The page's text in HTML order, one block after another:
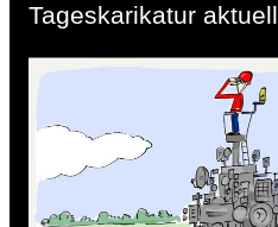
Tageskarikatur aktuell